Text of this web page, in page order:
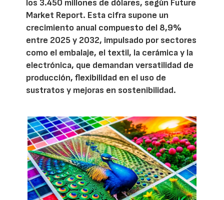
los 3.450 millones de dólares, según Future
Market Report. Esta cifra supone un
crecimiento anual compuesto del 8,9%
entre 2025 y 2032, impulsado por sectores
como el embalaje, el textil, la cerámica y la
electrónica, que demandan versatilidad de
producción, flexibilidad en el uso de
sustratos y mejoras en sostenibilidad.